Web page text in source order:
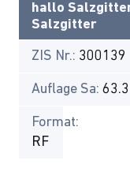
hallo
Salzgitter
ZIS Nr.: 300139
Auflage Sa:
Format:
RF